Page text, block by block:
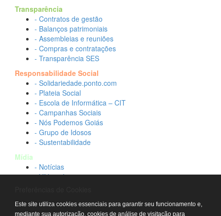
Transparência
- Contratos de gestão
- Balanços patrimoniais
- Assembleias e reuniões
- Compras e contratações
- Transparência SES
Responsabilidade Social
- Solidariedade.ponto.com
- Plateia Social
- Escola de Informática – CIT
- Campanhas Sociais
- Nós Podemos Goiás
- Grupo de Idosos
- Sustentabilidade
Mídia
- Notícias
- Vídeos Institucionais
Contato
- Fale conosco
Este site utiliza cookies essenciais para garantir seu funcionamento e,
mediante sua autorização, cookies de análise de visitação para